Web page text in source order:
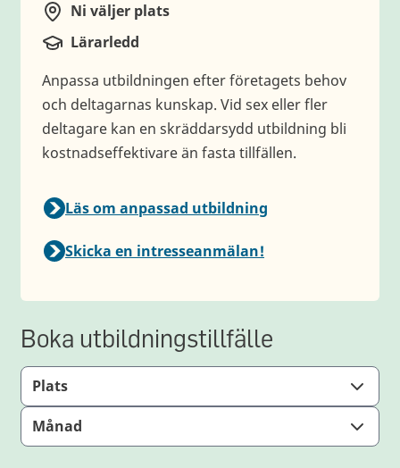
Plats
Ni väljer plats
Typ av utbildning
Lärarledd
Anpassa utbildningen efter företagets behov
och deltagarnas kunskap. Vid sex eller fler
deltagare kan en skräddarsydd utbildning bli
kostnadseffektivare än fasta tillfällen.
Läs om anpassad utbildning
Skicka en intresseanmälan!
Boka utbildningstillfälle
Plats
Månad